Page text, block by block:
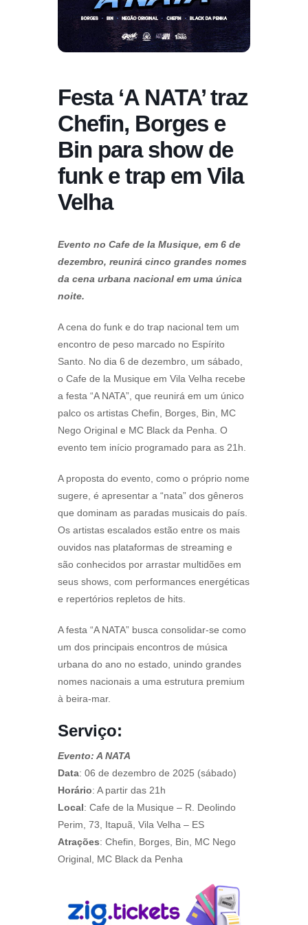
Festa ‘A NATA’ traz
Chefin, Borges e
Bin para show de
funk e trap em Vila
Velha
Evento no Cafe de la Musique, em 6 de
dezembro, reunirá cinco grandes nomes
da cena urbana nacional em uma única
noite.
A cena do funk e do trap nacional tem um
encontro de peso marcado no Espírito
Santo. No dia 6 de dezembro, um sábado,
o Cafe de la Musique em Vila Velha recebe
a festa “A NATA”, que reunirá em um único
palco os artistas Chefin, Borges, Bin, MC
Nego Original e MC Black da Penha. O
evento tem início programado para as 21h.
A proposta do evento, como o próprio nome
sugere, é apresentar a “nata” dos gêneros
que dominam as paradas musicais do país.
Os artistas escalados estão entre os mais
ouvidos nas plataformas de streaming e
são conhecidos por arrastar multidões em
seus shows, com performances energéticas
e repertórios repletos de hits.
A festa “A NATA” busca consolidar-se como
um dos principais encontros de música
urbana do ano no estado, unindo grandes
nomes nacionais a uma estrutura premium
à beira-mar.
Serviço:
Evento: A NATA
Data: 06 de dezembro de 2025 (sábado)
Horário: A partir das 21h
Local: Cafe de la Musique – R. Deolindo
Perim, 73, Itapuã, Vila Velha – ES
Atrações: Chefin, Borges, Bin, MC Nego
Original, MC Black da Penha